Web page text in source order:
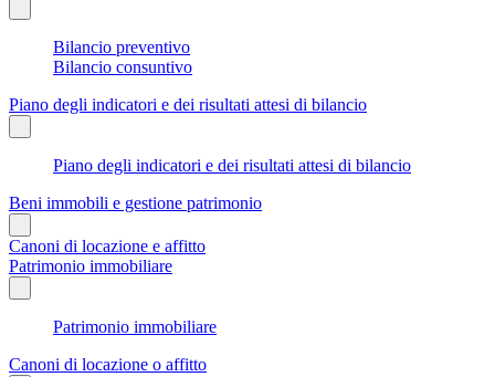
Bilancio preventivo
Bilancio consuntivo
Piano degli indicatori e dei risultati attesi di bilancio
Piano degli indicatori e dei risultati attesi di bilancio
Beni immobili e gestione patrimonio
Canoni di locazione e affitto
Patrimonio immobiliare
Patrimonio immobiliare
Canoni di locazione o affitto